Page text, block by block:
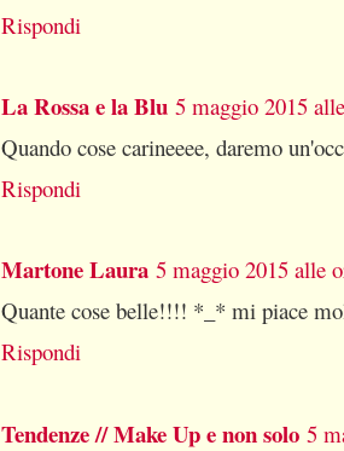
Rispondi
La Rossa e la Blu 5 maggio 2015
Quando cose carineeee, daremo
Rispondi
Martone Laura 5 maggio 2015 alle
Quante cose belle!!!! *_* mi piace
Rispondi
Tendenze // Make Up e non solo 5